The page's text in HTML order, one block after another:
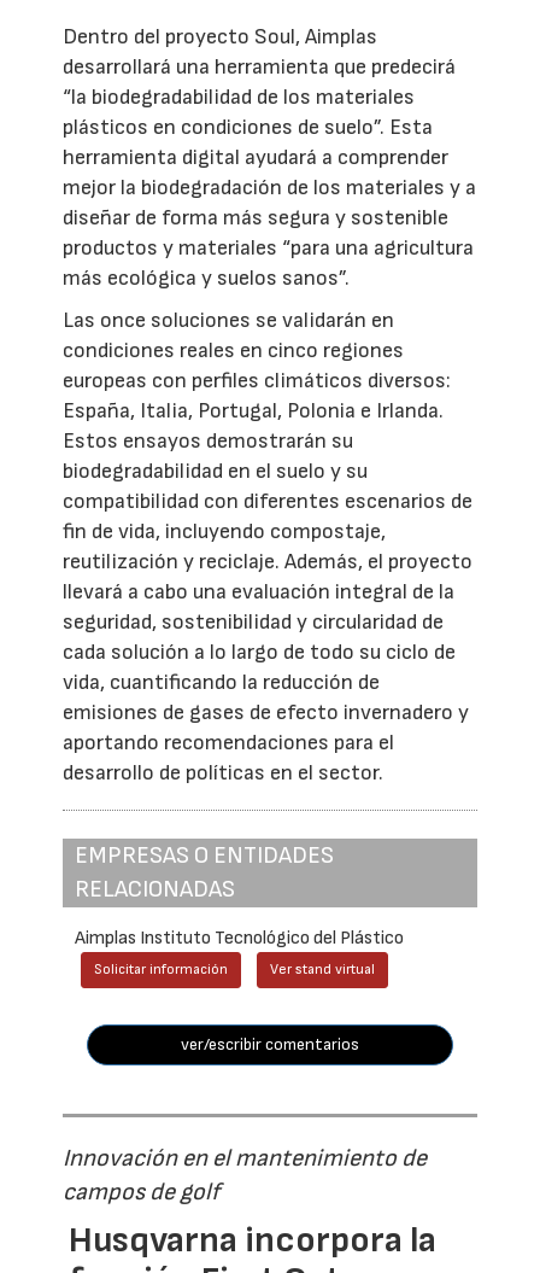
Dentro del proyecto Soul, Aimplas
desarrollará una herramienta que predecirá
“la biodegradabilidad de los materiales
plásticos en condiciones de suelo”. Esta
herramienta digital ayudará a comprender
mejor la biodegradación de los materiales y a
diseñar de forma más segura y sostenible
productos y materiales “para una agricultura
más ecológica y suelos sanos”.
Las once soluciones se validarán en
condiciones reales en cinco regiones
europeas con perfiles climáticos diversos:
España, Italia, Portugal, Polonia e Irlanda.
Estos ensayos demostrarán su
biodegradabilidad en el suelo y su
compatibilidad con diferentes escenarios de
fin de vida, incluyendo compostaje,
reutilización y reciclaje. Además, el proyecto
llevará a cabo una evaluación integral de la
seguridad, sostenibilidad y circularidad de
cada solución a lo largo de todo su ciclo de
vida, cuantificando la reducción de
emisiones de gases de efecto invernadero y
aportando recomendaciones para el
desarrollo de políticas en el sector.
EMPRESAS O ENTIDADES
RELACIONADAS
Aimplas Instituto Tecnológico del Plástico
Solicitar información Ver stand virtual
ver/escribir comentarios
Innovación en el mantenimiento de
campos de golf
Husqvarna incorpora la